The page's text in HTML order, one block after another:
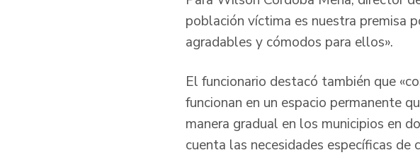
población víctima es nuestra premisa
agradables y cómodos para ellos».
El funcionario destacó también que
funcionan en un espacio permanente
manera gradual en los municipios en
cuenta las necesidades específicas